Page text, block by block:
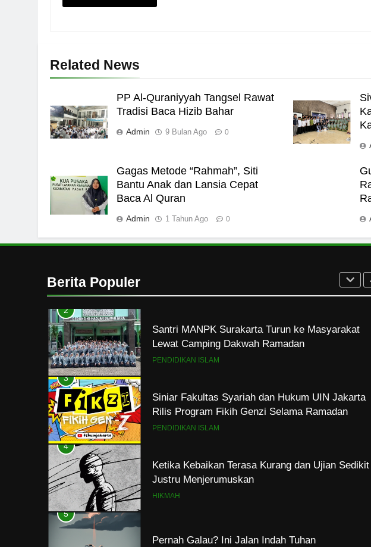
Related News
PP Al-Quraniyyah Tangsel Rawat
Tradisi Baca Hizib Bahar
Admin 9 Bulan Ago 0
Gagas Metode “Rahmah”, Siti
Bantu Anak dan Lansia Cepat
Baca Al Quran
Admin 1 Tahun Ago 0
Berita Populer
Ngopi Bareng; Romantisme Abadi
8
Mau Masuk Surga, Tapi Takut Mati
1
Mahasiswa dan Santri Serukan Tolak Kekerasan
Seksual di Lingkungan Kampus dan Pesantren
Santri MANPK Surakarta Turun ke Masyarakat
3
Siniar Fakultas Syariah dan Hukum UIN Jakarta
Rilis Program Fikih Genzi Selama Ramadan
4
Ketika Kebaikan Terasa Kurang dan Ujian Sedikit
Justru Menjerumuskan
5
Pernah Galau? Ini Jalan Indah Tuhan
HIKMAH
6